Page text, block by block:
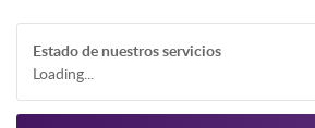
Estado de nuestros servicios
Loading...